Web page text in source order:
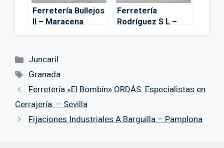
Ferretería Bullejos
II – Maracena
Ferretería
Rodríguez S L –
Categorías
Juncaril
Etiquetas
Granada
Ferretería «El Bombín» ORDÁS. Especialistas en
Cerrajería. – Sevilla
Fijaciones Industriales A Barguilla – Pamplona